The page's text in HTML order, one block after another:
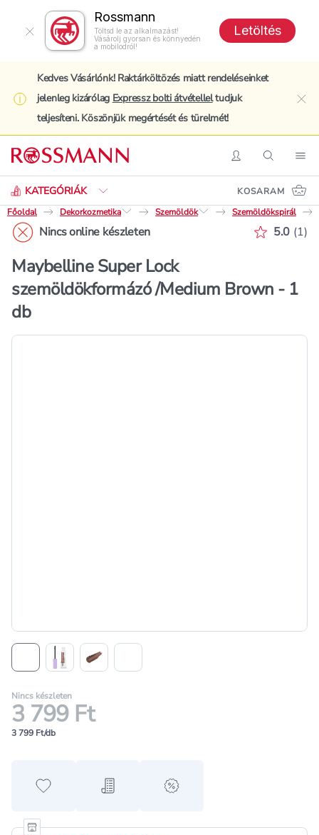
Rossmann
Töltsd le az alkalmazást!
Vásárolj gyorsan és könnyedén
a mobilodról!
Letöltés
Kedves Vásárlónk! Raktárköltözés miatt rendeléseinket
jelenleg kizárólag Expressz bolti átvételleltudjuk
teljesíteni. Köszönjük megértését és türelmét!
BelépésKeresés
KATEGÓRIÁK
Keresés
KOSARAM
Főoldal
Dekorkozmetika Szemöldök Szemöldökspirál
Nincs online készleten 5.0 (1)
Maybelline Super Lock
szemöldökformázó /Medium Brown - 1
db
Nincs készleten
3 799 Ft
3 799 Ft/db
Hozzáadás a kedvencekhez
Hozzáadás a bevásárló listához
alert when on sale